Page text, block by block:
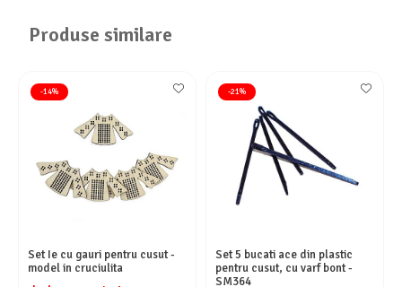
Produse similare
-14%
Set Ie cu gauri pentru cusut -
model in cruciulita
-21%
Set 5 bucati ace din plastic
pentru cusut, cu varf bont -
SM364